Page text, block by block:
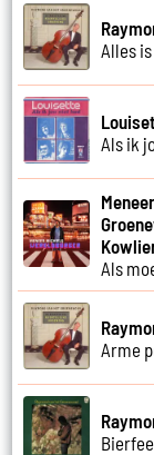
Alles
Als ik
Als
Arme